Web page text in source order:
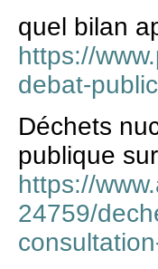
quel bilan
https://
debat-
Déchets
publique
https://
24759/